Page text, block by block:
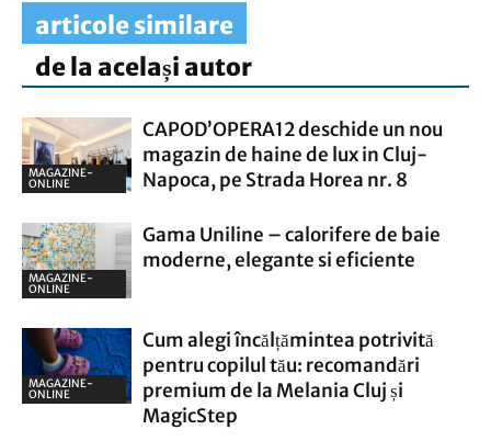
articole similare
de la același autor
MAGAZINE-
ONLINE
CAPOD’OPERA12 deschide un nou
magazin de haine de lux in Cluj-
Napoca, pe Strada Horea nr. 8
MAGAZINE-
ONLINE
Gama Uniline – calorifere de baie
moderne, elegante si eficiente
MAGAZINE-
ONLINE
Cum alegi încălțămintea potrivită
pentru copilul tău: recomandări
premium de la Melania Cluj și
MagicStep